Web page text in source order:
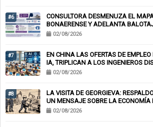
#6
CONSULTORA DESMENUZA EL
BONAERENSE Y ADELANTA
KICILLOF-MILEI
02/08/2026
#7
EN CHINA LAS OFERTAS DE
IA, TRIPLICAN A LOS INGENIEROS
02/08/2026
#8
LA VISITA DE GEORGIEVA:
UN MENSAJE SOBRE LA ECONOMÍA
02/08/2026